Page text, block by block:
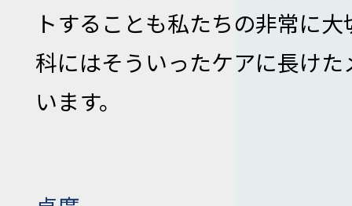
トすることも私たちの非常に
科にはそういったケアに長け
います。